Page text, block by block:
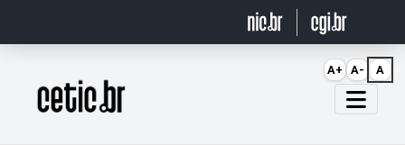
Página inicial
A+ A- A